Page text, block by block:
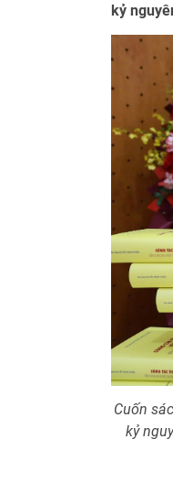
kỷ
Cuốn
kỷ